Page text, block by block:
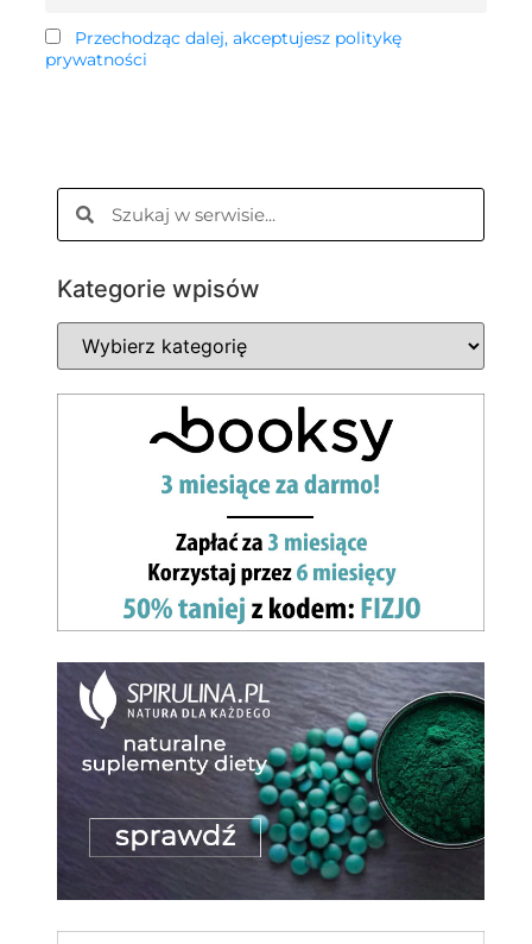
Przechodząc dalej, akceptujesz politykę
prywatności
Kategorie wpisów